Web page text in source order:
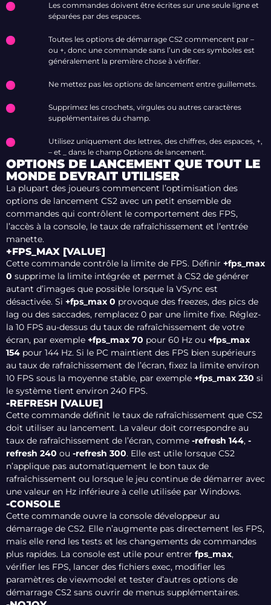
Les commandes doivent être écrites sur une seule ligne et
séparées par des espaces.
Toutes les options de démarrage CS2 commencent par –
ou +, donc une commande sans l’un de ces symboles est
généralement la première chose à vérifier.
Ne mettez pas les options de lancement entre guillemets.
Supprimez les crochets, virgules ou autres caractères
supplémentaires du champ.
Utilisez uniquement des lettres, des chiffres, des espaces, +,
– et _ dans le champ Options de lancement.
OPTIONS DE LANCEMENT QUE TOUT LE
MONDE DEVRAIT UTILISER
La plupart des joueurs commencent l’optimisation des
options de lancement CS2 avec un petit ensemble de
commandes qui contrôlent le comportement des FPS,
l’accès à la console, le taux de rafraîchissement et l’entrée
manette.
+FPS_MAX [VALUE]
Cette commande contrôle la limite de FPS. Définir +fps_max
0 supprime la limite intégrée et permet à CS2 de générer
autant d’images que possible lorsque la VSync est
désactivée. Si +fps_max 0 provoque des freezes, des pics de
lag ou des saccades, remplacez 0 par une limite fixe. Réglez-
la 10 FPS au-dessus du taux de rafraîchissement de votre
écran, par exemple +fps_max 70 pour 60 Hz ou +fps_max
154 pour 144 Hz. Si le PC maintient des FPS bien supérieurs
au taux de rafraîchissement de l’écran, fixez la limite environ
10 FPS sous la moyenne stable, par exemple +fps_max 230 si
le système tient environ 240 FPS.
-REFRESH [VALUE]
Cette commande définit le taux de rafraîchissement que CS2
doit utiliser au lancement. La valeur doit correspondre au
taux de rafraîchissement de l’écran, comme -refresh 144, -
refresh 240 ou -refresh 300. Elle est utile lorsque CS2
n’applique pas automatiquement le bon taux de
rafraîchissement ou lorsque le jeu continue de démarrer avec
une valeur en Hz inférieure à celle utilisée par Windows.
-CONSOLE
Cette commande ouvre la console développeur au
démarrage de CS2. Elle n’augmente pas directement les FPS,
mais elle rend les tests et les changements de commandes
plus rapides. La console est utile pour entrer fps_max,
vérifier les FPS, lancer des fichiers exec, modifier les
paramètres de viewmodel et tester d’autres options de
démarrage CS2 sans ouvrir de menus supplémentaires.